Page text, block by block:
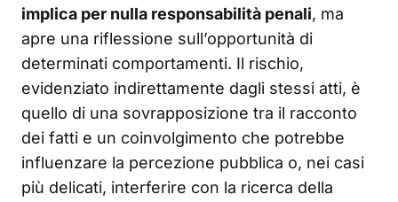
implica per nulla responsabilità penali, ma
apre una riflessione sull’opportunità di
determinati comportamenti. Il rischio,
evidenziato indirettamente dagli stessi atti, è
quello di una sovrapposizione tra il racconto
dei fatti e un coinvolgimento che potrebbe
influenzare la percezione pubblica o, nei casi
più delicati, interferire con la ricerca della